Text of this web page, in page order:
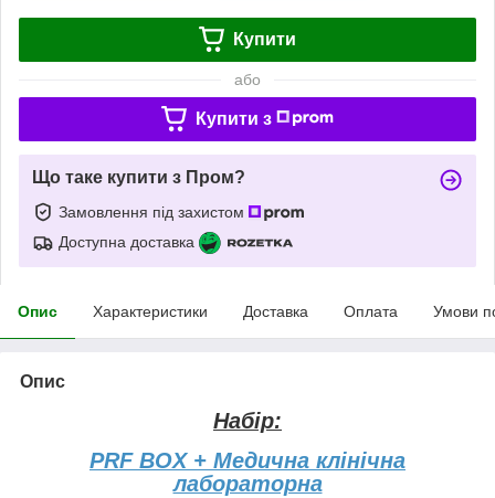
Купити
або
Купити з
Що таке купити з Пром?
Замовлення під захистом
Доступна доставка
Опис Характеристики Доставка Оплата Умови
Опис
Набір:
PRF BOX + Медична клінічна
лабораторна